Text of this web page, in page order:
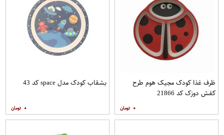
ظرف غذا کودک مجیک هوم طرح
کفش دوزک کد 21866
۰
بشقاب کودک مدل space کد 43
۰